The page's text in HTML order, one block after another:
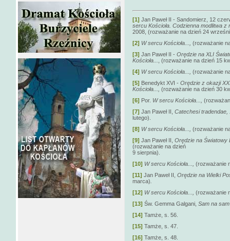
[1] Jan Paweł II - Sandomierz, 12
sercu Kościoła. Codzienna modlitwa
2008, (rozważanie na dzień 24
[2] W sercu Kościoła..., (rozważanie
[3] Jan Paweł II - Orędzie na XLI
Kościoła...
, (rozważanie na dzień 15
[4] W sercu Kościoła..., (rozważanie
[5] Benedykt XVI - Orędzie z okazji
Kościoła..., (rozważanie na dzień 30
[6] Por. W sercu Kościoła...,
[7] Jan Paweł II, Catechesi
lutego).
[8] W sercu Kościoła..., (rozważanie
[9] Jan Paweł II, Orędzie na Światowy
(rozważanie na dzień
9 sierpnia).
[10] W sercu Kościoła..., (rozważanie
[11] Jan Paweł II, Orędzie na Wielki
marca)
[12] W sercu Kościoła..., (rozważanie
[13] Św. Gemma Galgani, Sam na
[14] Tamże, s. 56.
[15] Tamże, s. 47.
[16] Tamże, s. 48.